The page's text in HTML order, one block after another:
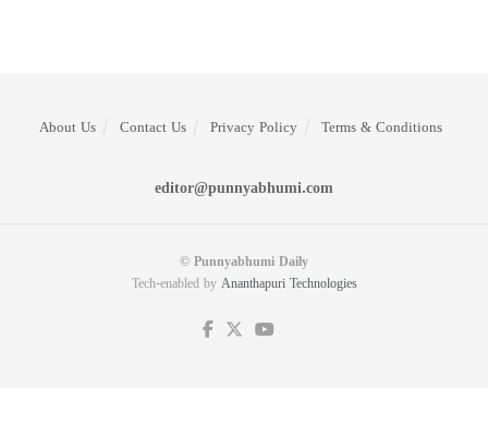
About Us Contact Us Privacy Policy Terms & Conditions
editor@punnyabhumi.com
© Punnyabhumi Daily
Tech-enabled by Ananthapuri Technologies